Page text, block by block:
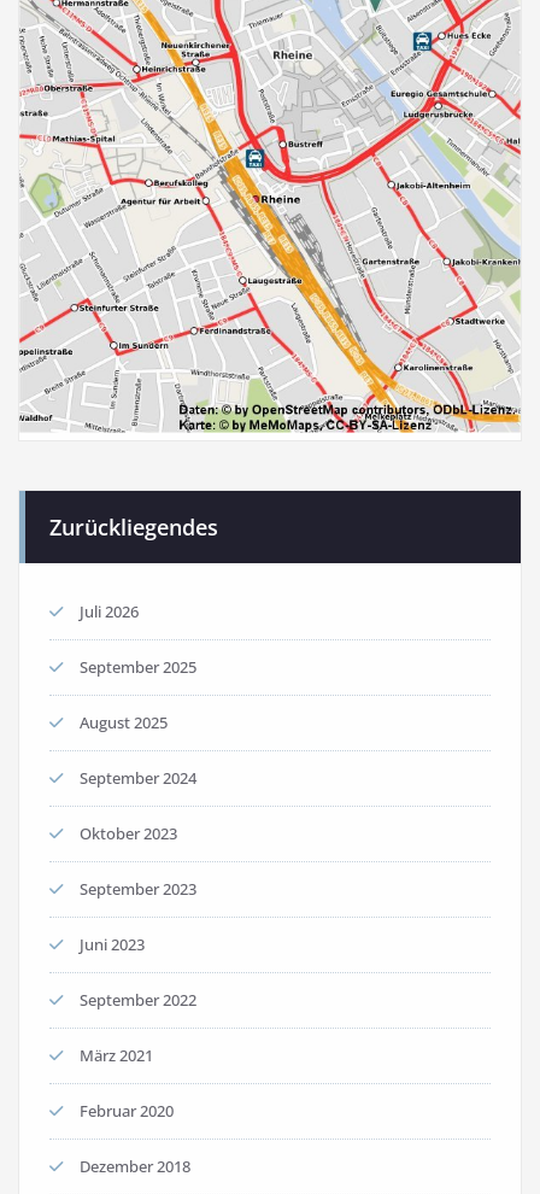
Zurückliegendes
Juli 2026
September 2025
August 2025
September 2024
Oktober 2023
September 2023
Juni 2023
September 2022
März 2021
Februar 2020
Dezember 2018